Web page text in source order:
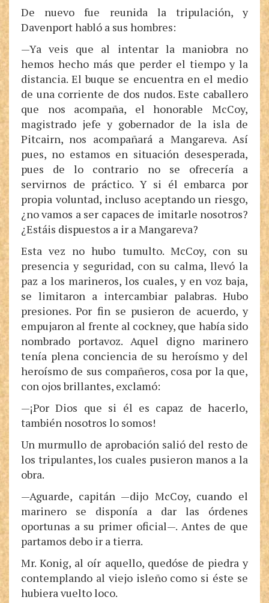
De nuevo fue reunida la tripulación, y
Davenport habló a sus hombres:
—Ya veis que al intentar la maniobra no
hemos hecho más que perder el tiempo y la
distancia. El buque se encuentra en el medio
de una corriente de dos nudos. Este caballero
que nos acompaña, el honorable McCoy,
magistrado jefe y gobernador de la isla de
Pitcairn, nos acompañará a Mangareva. Así
pues, no estamos en situación desesperada,
pues de lo contrario no se ofrecería a
servirnos de práctico. Y si él embarca por
propia voluntad, incluso aceptando un riesgo,
¿no vamos a ser capaces de imitarle nosotros?
¿Estáis dispuestos a ir a Mangareva?
Esta vez no hubo tumulto. McCoy, con su
presencia y seguridad, con su calma, llevó la
paz a los marineros, los cuales, y en voz baja,
se limitaron a intercambiar palabras. Hubo
presiones. Por fin se pusieron de acuerdo, y
empujaron al frente al cockney, que había sido
nombrado portavoz. Aquel digno marinero
tenía plena conciencia de su heroísmo y del
heroísmo de sus compañeros, cosa por la que,
con ojos brillantes, exclamó:
—¡Por Dios que si él es capaz de hacerlo,
también nosotros lo somos!
Un murmullo de aprobación salió del resto de
los tripulantes, los cuales pusieron manos a la
obra.
—Aguarde, capitán —dijo McCoy, cuando el
marinero se disponía a dar las órdenes
oportunas a su primer oficial—. Antes de que
partamos debo ir a tierra.
Mr. Konig, al oír aquello, quedóse de piedra y
contemplando al viejo isleño como si éste se
hubiera vuelto loco.